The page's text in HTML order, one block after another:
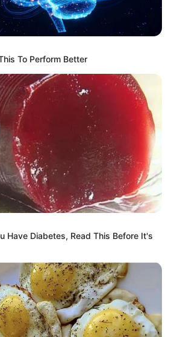
To Perform Better
Have Diabetes, Read This Before It's